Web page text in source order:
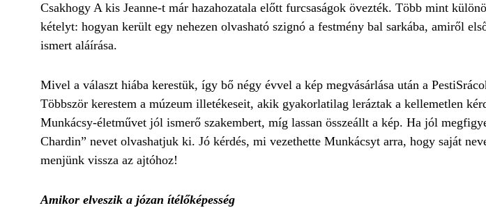
Csakhogy A kis Jeanne-t már hazahozatala előtt furcsaságok övezték. Több mint
kételyt: hogyan került egy nehezen olvasható szignó a festmény bal sarkába, amiről
ismert aláírása.
Mivel a választ hiába kerestük, így bő négy évvel a kép megvásárlása után a
Többször kerestem a múzeum illetékeseit, akik gyakorlatilag leráztak a kellemetlen
Munkácsy-életművet jól ismerő szakembert, míg lassan összeállt a kép. Ha jól
Chardin” nevet olvashatjuk ki. Jó kérdés, mi vezethette Munkácsyt arra, hogy saját
menjünk vissza az ajtóhoz!
Amikor elveszik a józan ítélőképesség